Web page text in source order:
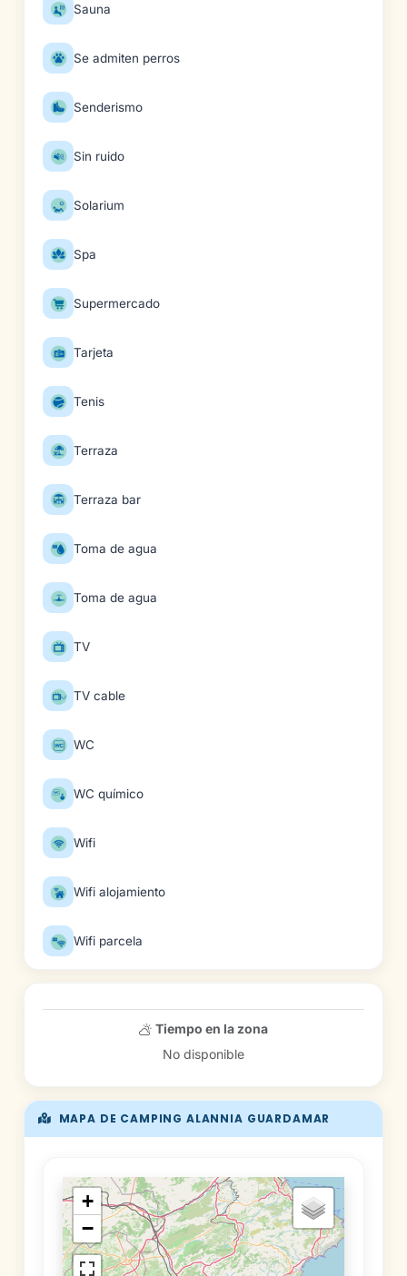
Sauna
Se admiten perros
Senderismo
Sin ruido
Solarium
Spa
Supermercado
Tarjeta
Tenis
Terraza
Terraza bar
Toma de agua
Toma de agua
TV
TV cable
WC
WC químico
Wifi
Wifi alojamiento
Wifi parcela
MAPA DE CAMPING ALANNIA GUARDAMAR
+
−
Tiempo en la zona
No disponible